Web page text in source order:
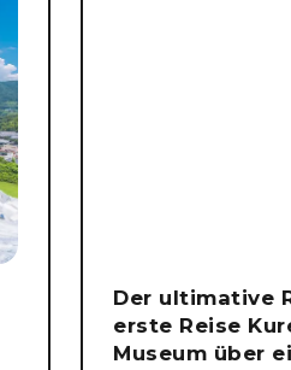
Der ultimative
erste Reise
Museum über